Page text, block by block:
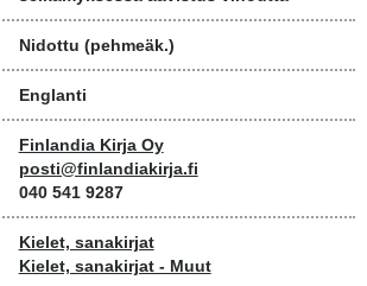
Nidottu (pehmeäk.)
Englanti
Finlandia Kirja Oy
posti@finlandiakirja.fi
040 541 9287
Kielet, sanakirjat
Kielet, sanakirjat - Muut